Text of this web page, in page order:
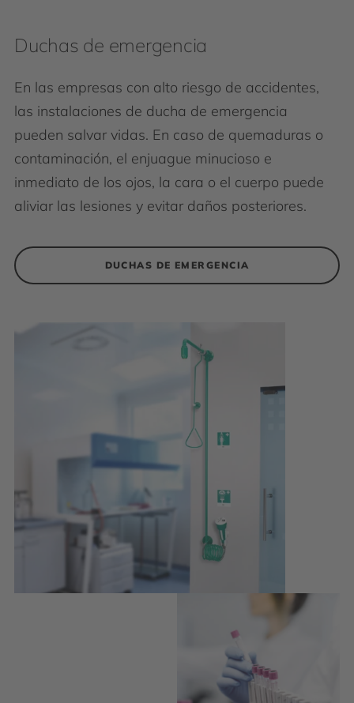
Duchas de emergencia
En las empresas con alto riesgo de accidentes,
las instalaciones de ducha de emergencia
pueden salvar vidas. En caso de quemaduras o
contaminación, el enjuague minucioso e
inmediato de los ojos, la cara o el cuerpo puede
aliviar las lesiones y evitar daños posteriores.
DUCHAS DE EMERGENCIA